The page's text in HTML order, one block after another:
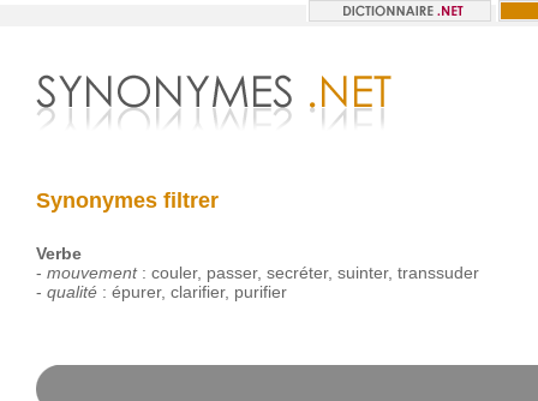
Synonymes filtrer
Verbe
- mouvement: couler, passer, secréter, suinter, transsuder
- qualité: épurer, clarifier, purifier